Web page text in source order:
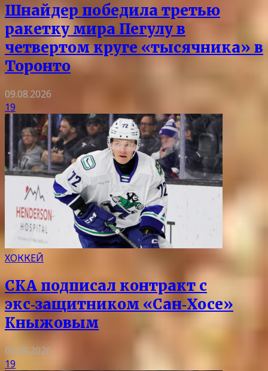
Шнайдер победила третью
ракетку мира Пегулу в
четвертом круге «тысячника» в
Торонто
09.08.2026
19
ХОККЕЙ
СКА подписал контракт с
экс‑защитником «Сан‑Хосе»
Кныжовым
08.08.2026
19